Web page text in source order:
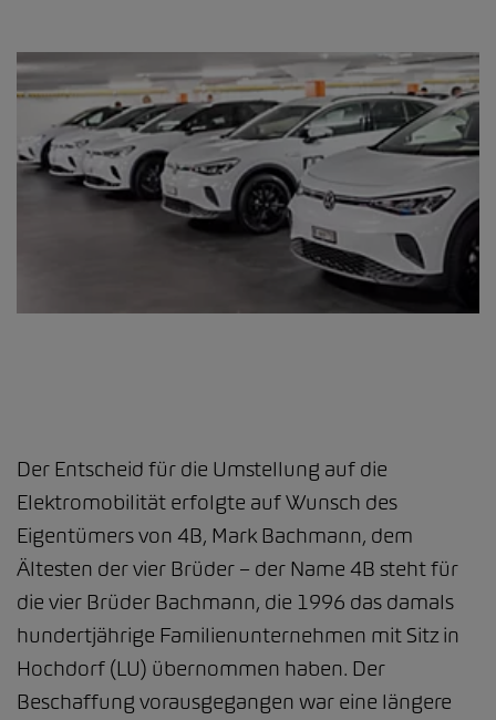
Der Entscheid für die Umstellung auf die
Elektromobilität erfolgte auf Wunsch des
Eigentümers von 4B, Mark Bachmann, dem
Ältesten der vier Brüder – der Name 4B steht für
die vier Brüder Bachmann, die 1996 das damals
hundertjährige Familienunternehmen mit Sitz in
Hochdorf (LU) übernommen haben. Der
Beschaffung vorausgegangen war eine längere